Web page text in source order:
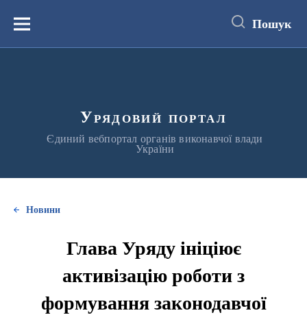
вмістуМеню Пошук
Урядовий портал
Єдиний вебпортал органів виконавчої влади
України
Новини
Глава Уряду ініціює
активізацію роботи з
формування законодавчої